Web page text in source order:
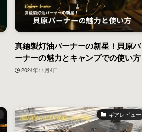
真鍮製灯油バーナーの新星！貝原バ
ーナーの魅力とキャンプでの使い方
2024年11月4日
ギアレビュー